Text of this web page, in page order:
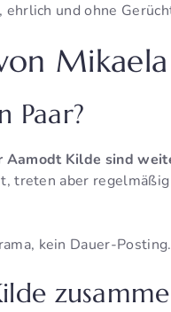
und ohne
Paar?
Kilde sind
treten aber
kein Dauer-Posting.